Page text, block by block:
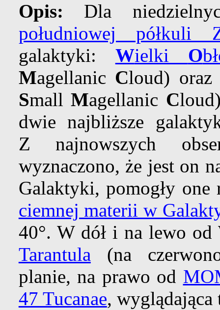
Opis: Dla
południowej półkuli
galaktyki: Wielki O
Magellanic Cloud)
SmallMagellanic C
dwie najbliższe
Z najnowszych
wyznaczono, że jest on
Galaktyki, pomogły
ciemnej materii w
40°. W dół i na lewo
Tarantula (na
planie, na prawo od
47 Tucanae, wyglądająca